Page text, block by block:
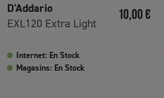
D'Addario
EXL120 Extra Light
Prix
10,00 €
Internet: En Stock
Magasins: En Stock